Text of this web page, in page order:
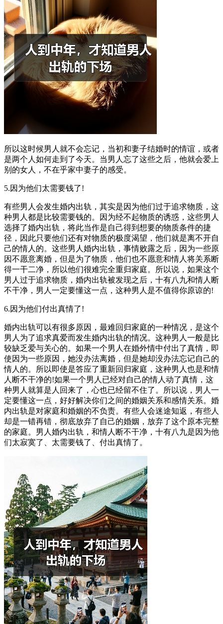
所以这时候男人就不会忘记，当初和妻子结婚时的情谊，或者
是两个人如何走到了今天。当男人忘了这些之后，他就会爱上
别的女人，不在乎家中妻子的感受。
5.因为他们太需要钱了!
有些男人会发生婚内出轨，其实是因为他们过于追求物质，这
种男人都是比较需要钱的。因为经不起物质的诱惑，这些男人
选择了婚内出轨，将此当作是自己得到想要的物质条件的捷
径，因此只要他们还有对物质的极度渴望，他们就是离不开自
己的情人的。这些男人婚内出轨，事情败露之后，因为一些原
因不愿意离婚，但是为了物质，他们也不愿意和情人将关系断
得一干二净，所以他们很难完全重归家庭。所以说，如果这个
男人过于追求物质，婚内出轨被发现之后，十有八九和情人断
不干净，男人一定要懂这一点，这种男人是不值得你原谅的!
6.因为他们付出真情了!
婚内出轨可以有很多原因，最难回归家庭的一种情况，是这个
男人为了追求真爱而发生婚内出轨的情况。这种男人一般是比
较缺乏爱与关心的。如果一个男人在婚外情中付出了真情，即
使因为一些原因，她没办法离婚，但是她却没办法忘记自己的
情人的。所以即使是答应了重新回归家庭，这种男人也是和情
人断不干净的!如果一个男人已经对自己的情人动了真情，这
种男人就算是人回来了，心也已经留不住了。所以说，男人一
定要懂这一点，好好解决你们之间的婚姻关系和感情关系。婚
内出轨是对家庭和婚姻的不负责。有些人会迷途知返，有些人
却是一错再错，彻底放弃了自己的婚姻，放弃了这个原本完整
的家庭。男人婚内出轨，和情人断不干净，十有八九是因为他
们太寂寞了、太需要钱了、付出真情了。